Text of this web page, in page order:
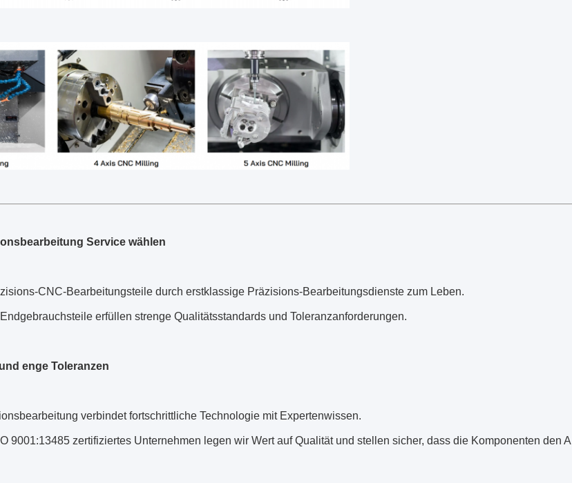
Service wählen
CNC-Bearbeitungsteile durch erstklassige Präzisions-Bearbeitungsdienste zum Leben.
erfüllen strenge Qualitätsstandards und Toleranzanforderungen.
enge Toleranzen
verbindet fortschrittliche Technologie mit Expertenwissen.
9001:13485 zertifiziertes Unternehmen legen wir Wert auf Qualität und stellen sicher, dass die Komponenten den